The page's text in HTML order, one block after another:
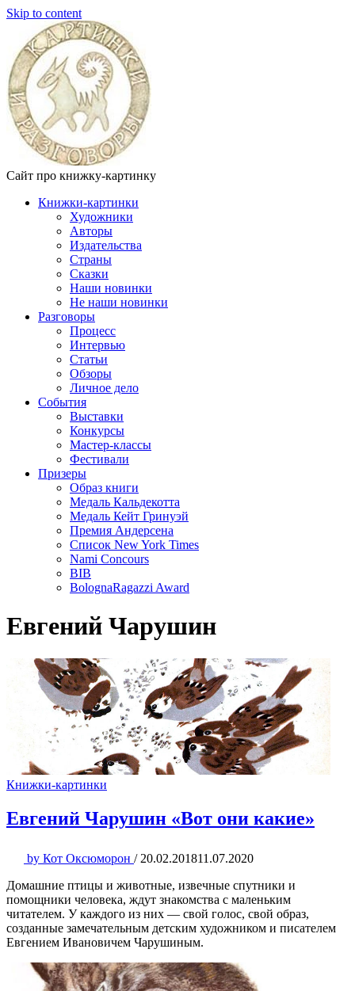
Skip to content
Сайт про книжку-картинку
Книжки-картинки
Художники
Авторы
Издательства
Страны
Сказки
Наши новинки
Не наши новинки
Разговоры
Процесс
Интервью
Статьи
Обзоры
Личное дело
События
Выставки
Конкурсы
Мастер-классы
Фестивали
Призеры
Образ книги
Медаль Кальдекотта
Медаль Кейт Гринуэй
Премия Андерсена
Список New York Times
Nami Concours
BIB
BolognaRagazzi Award
Евгений Чарушин
Книжки-картинки
Евгений Чарушин «Вот они какие»
by Кот Оксюморон / 20.02.201811.07.2020
Домашние птицы и животные, извечные спутники и
помощники человека, ждут знакомства с маленьким
читателем. У каждого из них — свой голос, свой образ,
созданные замечательным детским художником и писателем
Евгением Ивановичем Чарушиным.